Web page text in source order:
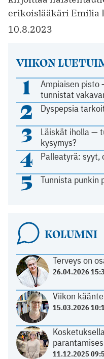
erikoislääkäri Emilia
10.8.2023
VIIKON
1
Ampiaisen pisto
tunnistat
2 Dyspepsia
3
Läiskät iholla —
kysymys?
4 Palleatyrä: syyt,
5 Tunnista punkin
KOLUMNI
Terveys on
26.04.2026
Viikon
15.03.2026
11.12.2025